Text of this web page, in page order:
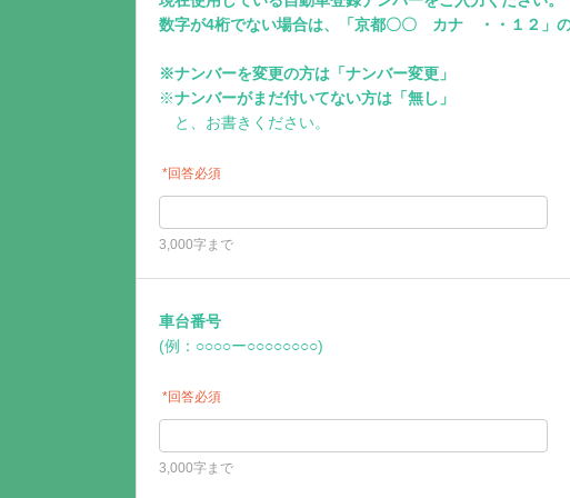
数字が4桁でない場合は、「京都〇〇 カナ ・・１２」
※ナンバーを変更の方は「ナンバー変更」
※ナンバーがまだ付いてない方は「無し」
と、お書きください。
*回答必須
3,000字まで
車台番号
(例：○○○○ー○○○○○○○○)
*回答必須
3,000字まで